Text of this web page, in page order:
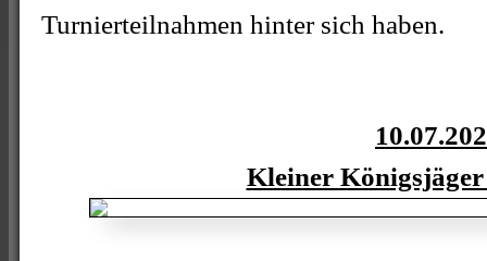
Turnierteilnahmen hinter sich haben.
Kleiner